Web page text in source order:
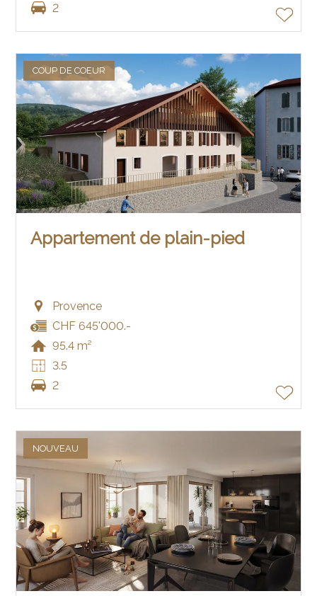
2
COUP DE COEUR
Appartement de plain-pied
Provence
CHF 645'000.-
95.4 m²
3.5
2
NOUVEAU